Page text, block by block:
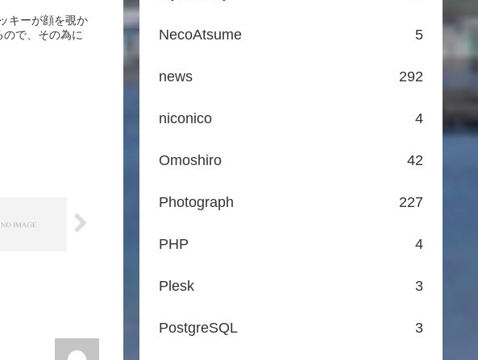
キーが顔を覗か
で、その為に
NecoAtsume 5
news 292
niconico 4
Omoshiro 42
Photograph 227
PHP 4
Plesk 3
PostgreSQL 3